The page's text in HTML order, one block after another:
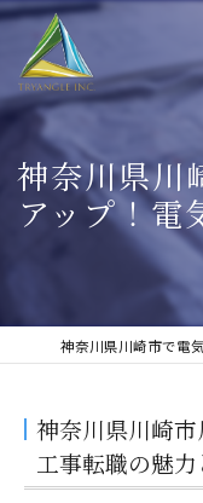
神奈川県川
アップ！電
神奈川県川崎
工事転職の魅